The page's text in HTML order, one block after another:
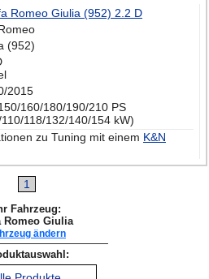
Romeo Giulia (952) 2.2 D
(952)
2015
160/180/190/210 PS
118/132/140/154 kW)
zu Tuning mit einem K&N
1
Fahrzeug:
Romeo Giulia
ändern